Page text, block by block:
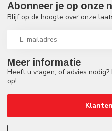
Meer informatie
Heeft u vragen, of advies
op!
Abonneer je op onze
Blijf op de hoogte over onze